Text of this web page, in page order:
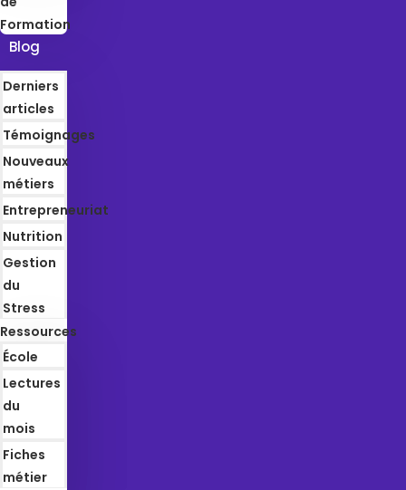
Formation
Blog
Derniers
articles
Témoignages
Nouveaux
métiers
Entrepreneuriat
Nutrition
Gestion
du
Stress
Ressources
École
Lectures
du
mois
Fiches
métier